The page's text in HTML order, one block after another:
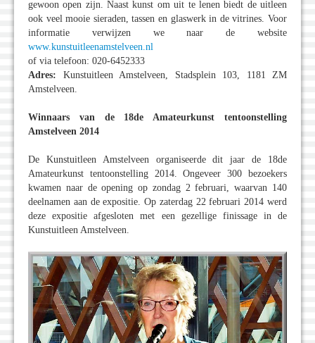
gewoon open zijn. Naast kunst om uit te lenen biedt de uitleen
ook veel mooie sieraden, tassen en glaswerk in de vitrines. Voor
informatie verwijzen we naar de website
www.kunstuitleenamstelveen.nl
of via telefoon: 020-6452333
Adres: Kunstuitleen Amstelveen, Stadsplein 103, 1181 ZM
Amstelveen.
Winnaars van de 18de Amateurkunst tentoonstelling
Amstelveen 2014
De Kunstuitleen Amstelveen organiseerde dit jaar de 18de
Amateurkunst tentoonstelling 2014. Ongeveer 300 bezoekers
kwamen naar de opening op zondag 2 februari, waarvan 140
deelnamen aan de expositie. Op zaterdag 22 februari 2014 werd
deze expositie afgesloten met een gezellige finissage in de
Kunstuitleen Amstelveen.